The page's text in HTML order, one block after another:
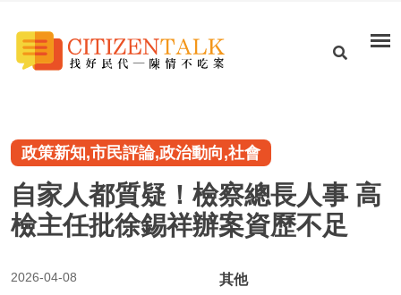
政策新知,市民評論,政治動向,社會
自家人都質疑！檢察總長人事 高
檢主任批徐錫祥辦案資歷不足
2026-04-08 其他